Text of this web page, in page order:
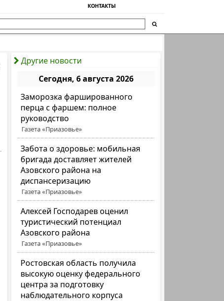
КОНТАКТЫ
Другие новости
Сегодня, 6 августа 2026
Заморозка фаршированного
перца с фаршем: полное
руководство
Газета «Приазовье»
Забота о здоровье: мобильная
бригада доставляет жителей
Азовского района на
диспансеризацию
Газета «Приазовье»
Алексей Господарев оценил
туристический потенциал
Азовского района
Газета «Приазовье»
Ростовская область получила
высокую оценку федерального
центра за подготовку
наблюдательного корпуса